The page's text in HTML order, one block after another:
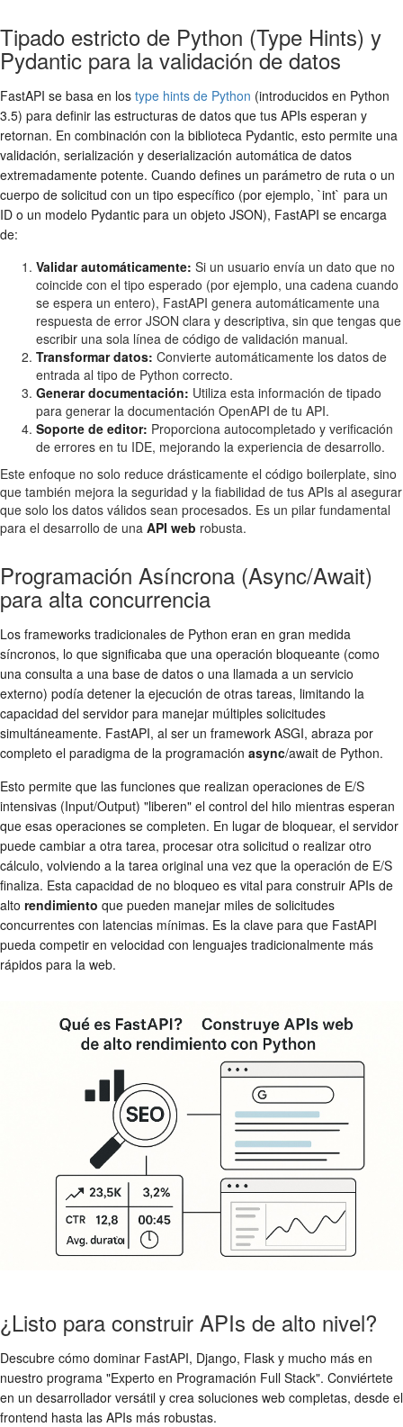
Tipado estricto de Python (Type Hints) y
Pydantic para la validación de datos
FastAPI se basa en los type hints de Python (introducidos en Python
3.5) para definir las estructuras de datos que tus APIs esperan y
retornan. En combinación con la biblioteca Pydantic, esto permite una
validación, serialización y deserialización automática de datos
extremadamente potente. Cuando defines un parámetro de ruta o un
cuerpo de solicitud con un tipo específico (por ejemplo, `int` para un
ID o un modelo Pydantic para un objeto JSON), FastAPI se encarga
de:
Validar automáticamente: Si un usuario envía un dato que no
coincide con el tipo esperado (por ejemplo, una cadena cuando
se espera un entero), FastAPI genera automáticamente una
respuesta de error JSON clara y descriptiva, sin que tengas que
escribir una sola línea de código de validación manual.
Transformar datos: Convierte automáticamente los datos de
entrada al tipo de Python correcto.
Generar documentación: Utiliza esta información de tipado
para generar la documentación OpenAPI de tu API.
Soporte de editor: Proporciona autocompletado y verificación
de errores en tu IDE, mejorando la experiencia de desarrollo.
Este enfoque no solo reduce drásticamente el código boilerplate, sino
que también mejora la seguridad y la fiabilidad de tus APIs al asegurar
que solo los datos válidos sean procesados. Es un pilar fundamental
para el desarrollo de una API web robusta.
Programación Asíncrona (Async/Await)
para alta concurrencia
Los frameworks tradicionales de Python eran en gran medida
síncronos, lo que significaba que una operación bloqueante (como
una consulta a una base de datos o una llamada a un servicio
externo) podía detener la ejecución de otras tareas, limitando la
capacidad del servidor para manejar múltiples solicitudes
simultáneamente. FastAPI, al ser un framework ASGI, abraza por
completo el paradigma de la programación async/await de Python.
Esto permite que las funciones que realizan operaciones de E/S
intensivas (Input/Output) "liberen" el control del hilo mientras esperan
que esas operaciones se completen. En lugar de bloquear, el servidor
puede cambiar a otra tarea, procesar otra solicitud o realizar otro
cálculo, volviendo a la tarea original una vez que la operación de E/S
finaliza. Esta capacidad de no bloqueo es vital para construir APIs de
alto rendimiento que pueden manejar miles de solicitudes
concurrentes con latencias mínimas. Es la clave para que FastAPI
pueda competir en velocidad con lenguajes tradicionalmente más
rápidos para la web.
¿Listo para construir APIs de alto nivel?
Descubre cómo dominar FastAPI, Django, Flask y mucho más en
nuestro programa "Experto en Programación Full Stack". Conviértete
en un desarrollador versátil y crea soluciones web completas, desde el
frontend hasta las APIs más robustas.